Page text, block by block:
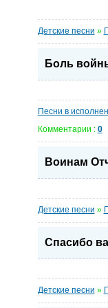
Детские песни »
Боль
Песни в
Комментарии : 0
Воинам
Детские песни »
Спасибо
Детские песни »